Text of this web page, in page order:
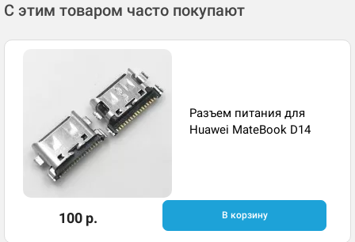
С этим товаром часто покупают
Разъем питания для
Huawei MateBook D14
100 р. В корзину